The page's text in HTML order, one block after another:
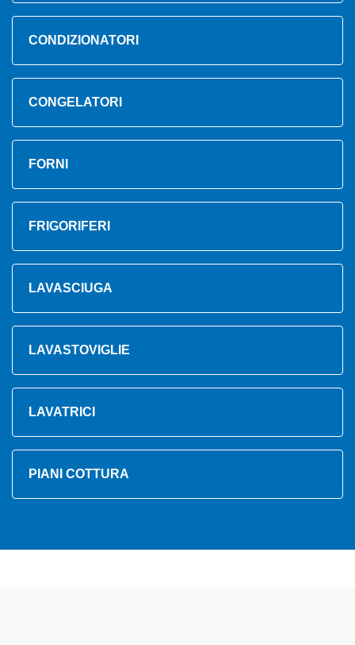
CONDIZIONATORI
CONGELATORI
FORNI
FRIGORIFERI
LAVASCIUGA
LAVASTOVIGLIE
LAVATRICI
PIANI COTTURA